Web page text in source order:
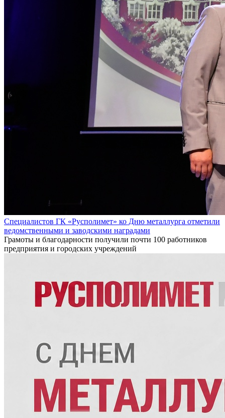
Специалистов ГК «Русполимет» ко Дню металлурга отметили
ведомственными и заводскими наградами
Грамоты и благодарности получили почти 100 работников
предприятия и городских учреждений